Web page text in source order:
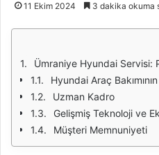
11 Ekim 2024 3 dakika okuma
Ümraniye Hyundai Servisi:
Hyundai Araç
Uzman Kadro
Gelişmiş Teknoloji ve
Müşteri Memnuniyeti